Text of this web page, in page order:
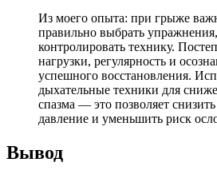
Из моего опыта: при грыже
правильно выбрать
контролировать технику.
нагрузки, регулярность и
успешного восстановления.
дыхательные техники для
спазма — это позволяет
давление и уменьшить риск
Вывод